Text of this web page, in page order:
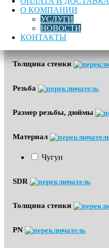
О КОМПАНИИ
УСЛУГИ
НОВОСТИ
КОНТАКТЫ
Угол
Диапазон обжима, мм
Толщина стенки
Резьба
Размер резьбы, дюймы
Материал
Чугун
SDR
Толщина стенки
PN